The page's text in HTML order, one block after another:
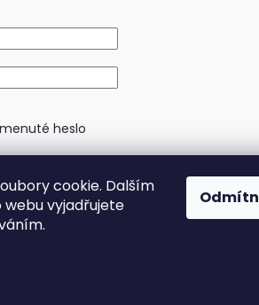
cookie. Dalším
vyjadřujete
heslo